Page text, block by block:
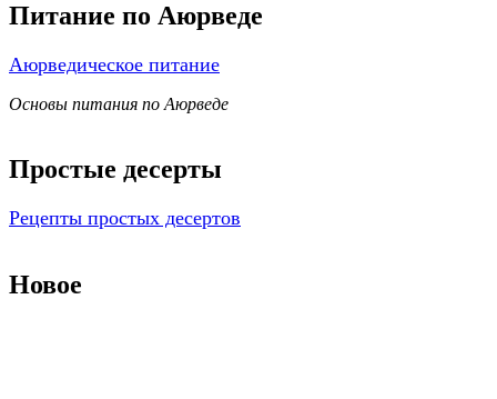
Питание по Аюрведе
Аюрведическое питание
Основы питания по Аюрведе
Простые десерты
Рецепты простых десертов
Новое